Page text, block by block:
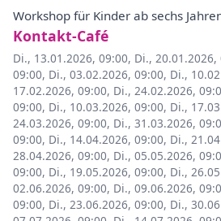
Workshop für Kinder ab sechs
Kontakt-Café
Di., 13.01.2026, 09:00, Di., 20.01.2026,
09:00, Di., 03.02.2026, 09:00, Di.,
17.02.2026, 09:00, Di., 24.02.2026,
09:00, Di., 10.03.2026, 09:00, Di.,
24.03.2026, 09:00, Di., 31.03.2026,
09:00, Di., 14.04.2026, 09:00, Di.,
28.04.2026, 09:00, Di., 05.05.2026,
09:00, Di., 19.05.2026, 09:00, Di.,
02.06.2026, 09:00, Di., 09.06.2026,
09:00, Di., 23.06.2026, 09:00, Di.,